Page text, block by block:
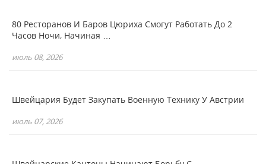
80 Ресторанов И Баров Цюриха Смогут Работать До 2
Часов Ночи, Начиная …
июль 08, 2026
Швейцария Будет Закупать Военную Технику У Австрии
июль 07, 2026